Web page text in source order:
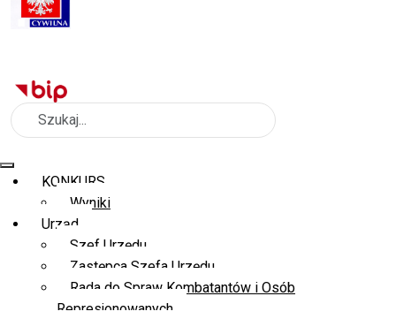
Szukaj
KONKURS
Wyniki
Urząd
Szef Urzędu
Zastępca Szefa Urzędu
Rada do Spraw Kombatantów i Osób
Represjonowanych